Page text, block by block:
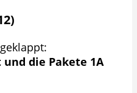
die Pakete 1A